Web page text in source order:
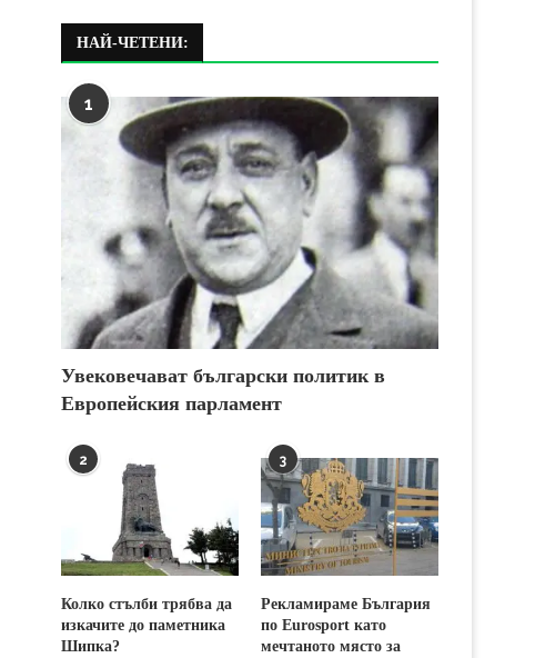
НАЙ-ЧЕТЕНИ:
1
Увековечават български политик в
Европейския парламент
2
Колко стълби трябва да
изкачите до паметника
Шипка?
3
Рекламираме България
по Eurosport като
мечтаното място за